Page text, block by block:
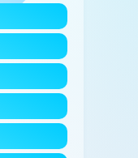
the
search
panel.